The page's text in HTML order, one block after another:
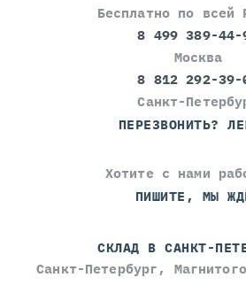
Бесплатно по всей
8 499 389-44-
Москва
8 812 292-39-
Санкт-
ПЕРЕЗВОНИТЬ?
Хотите с нами
ПИШИТЕ, МЫ
СКЛАД В САНКТ-
Санкт-Петербург,